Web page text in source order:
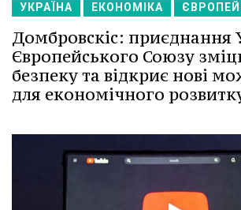
УКРАЇНА ЕКОНОМІКА
Домбровскіс: приєднання
Європейського Союзу
безпеку та відкриє нові
для економічного